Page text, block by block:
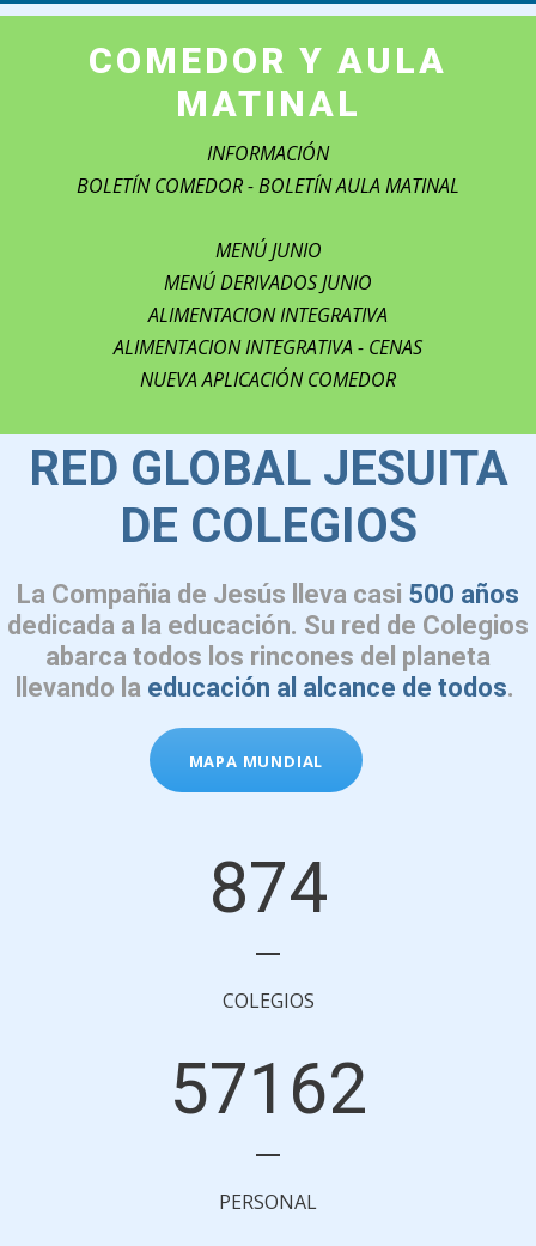
COMEDOR Y AULA
MATINAL
INFORMACIÓN
BOLETÍN COMEDOR -BOLETÍN AULA MATINAL
MENÚ JUNIO
MENÚ DERIVADOS JUNIO
ALIMENTACION INTEGRATIVA
ALIMENTACION INTEGRATIVA - CENAS
NUEVA APLICACIÓN COMEDOR
RED GLOBAL JESUITA
DE COLEGIOS
La Compañia de Jesús lleva casi 500 años
dedicada a la educación. Su red de Colegios
abarca todos los rincones del planeta
llevando la educación al alcance de todos.
MAPA MUNDIAL
874
COLEGIOS
57162
PERSONAL